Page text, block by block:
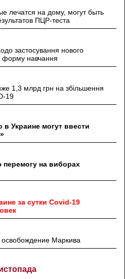
лечатся на дому, могут быть
ПЦР-теста
застосування нового
форму навчання
1,3 млрд грн на збільшення
19
Украине могут ввести
на виборах
за сутки Covid-19
освобождение Маркива